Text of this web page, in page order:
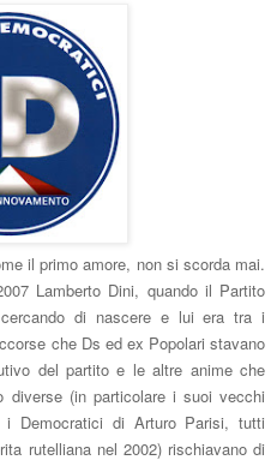
il primo amore, non si scorda mai.
Lamberto Dini, quando il Partito
di nascere e lui era tra i
che Ds ed ex Popolari stavano
del partito e le altre anime che
diverse (in particolare i suoi vecchi
Democratici di Arturo Parisi, tutti
rutelliana nel 2002) rischiavano di